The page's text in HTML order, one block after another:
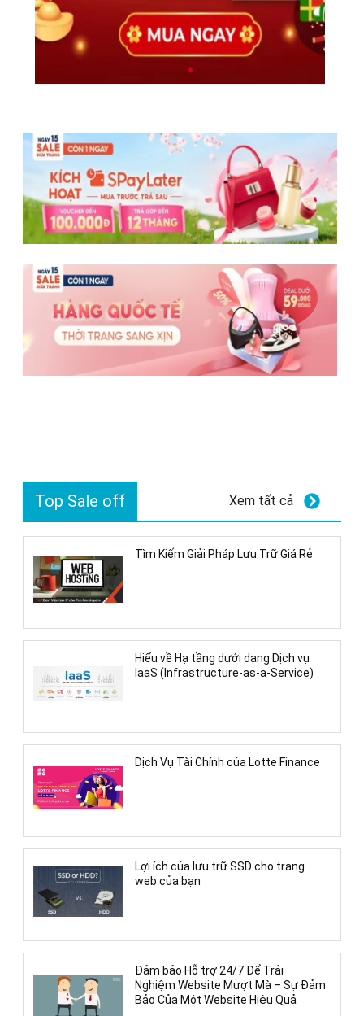
Top Sale off Xem tất cả
Tìm Kiếm Giải Pháp Lưu Trữ Giá Rẻ
Hiểu về Hạ tầng dưới dạng Dịch vụ
IaaS (Infrastructure-as-a-Service)
Dịch Vụ Tài Chính của Lotte Finance
Lợi ích của lưu trữ SSD cho trang
web của bạn
Đảm bảo Hỗ trợ 24/7 Để Trải
Nghiệm Website Mượt Mà – Sự Đảm
Bảo Của Một Website Hiệu Quả